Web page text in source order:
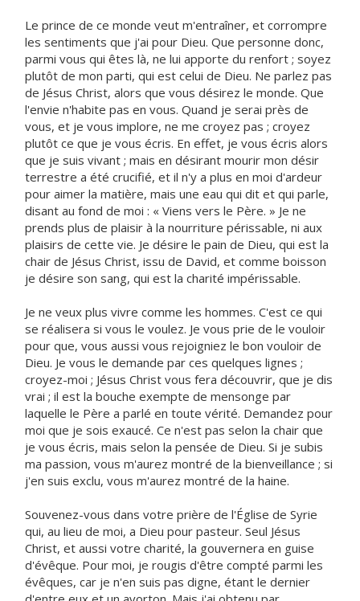
Le prince de ce monde veut m'entraîner, et corrompre
les sentiments que j'ai pour Dieu. Que personne donc,
parmi vous qui êtes là, ne lui apporte du renfort ; soyez
plutôt de mon parti, qui est celui de Dieu. Ne parlez pas
de Jésus Christ, alors que vous désirez le monde. Que
l'envie n'habite pas en vous. Quand je serai près de
vous, et je vous implore, ne me croyez pas ; croyez
plutôt ce que je vous écris. En effet, je vous écris alors
que je suis vivant ; mais en désirant mourir mon désir
terrestre a été crucifié, et il n'y a plus en moi d'ardeur
pour aimer la matière, mais une eau qui dit et qui parle,
disant au fond de moi : « Viens vers le Père. » Je ne
prends plus de plaisir à la nourriture périssable, ni aux
plaisirs de cette vie. Je désire le pain de Dieu, qui est la
chair de Jésus Christ, issu de David, et comme boisson
je désire son sang, qui est la charité impérissable.
Je ne veux plus vivre comme les hommes. C'est ce qui
se réalisera si vous le voulez. Je vous prie de le vouloir
pour que, vous aussi vous rejoigniez le bon vouloir de
Dieu. Je vous le demande par ces quelques lignes ;
croyez-moi ; Jésus Christ vous fera découvrir, que je dis
vrai ; il est la bouche exempte de mensonge par
laquelle le Père a parlé en toute vérité. Demandez pour
moi que je sois exaucé. Ce n'est pas selon la chair que
je vous écris, mais selon la pensée de Dieu. Si je subis
ma passion, vous m'aurez montré de la bienveillance ; si
j'en suis exclu, vous m'aurez montré de la haine.
Souvenez-vous dans votre prière de l'Église de Syrie
qui, au lieu de moi, a Dieu pour pasteur. Seul Jésus
Christ, et aussi votre charité, la gouvernera en guise
d'évêque. Pour moi, je rougis d'être compté parmi les
évêques, car je n'en suis pas digne, étant le dernier